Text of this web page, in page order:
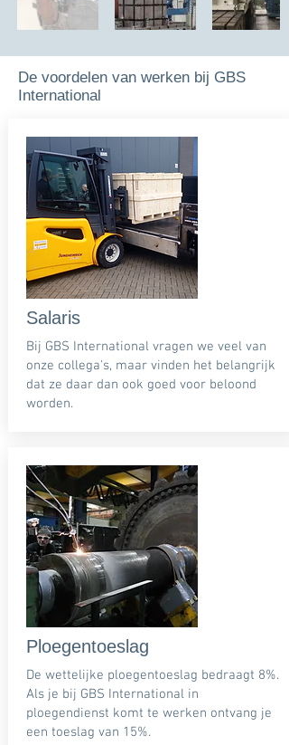
De voordelen van werken bij GBS
International
Salaris
Bij GBS International vragen we veel van
onze collega's, maar vinden het belangrijk
dat ze daar dan ook goed voor beloond
worden.
Ploegentoeslag
De wettelijke ploegentoeslag bedraagt 8%.
Als je bij GBS International in
ploegendienst komt te werken ontvang je
een toeslag van 15%.